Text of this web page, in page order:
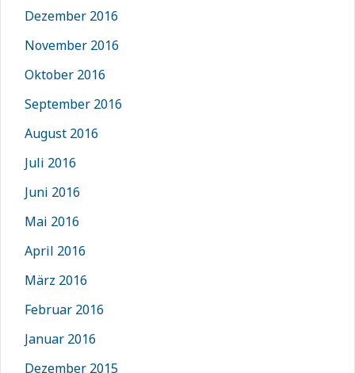
Dezember 2016
November 2016
Oktober 2016
September 2016
August 2016
Juli 2016
Juni 2016
Mai 2016
April 2016
März 2016
Februar 2016
Januar 2016
Dezember 2015